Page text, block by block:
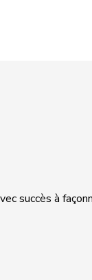
succès à